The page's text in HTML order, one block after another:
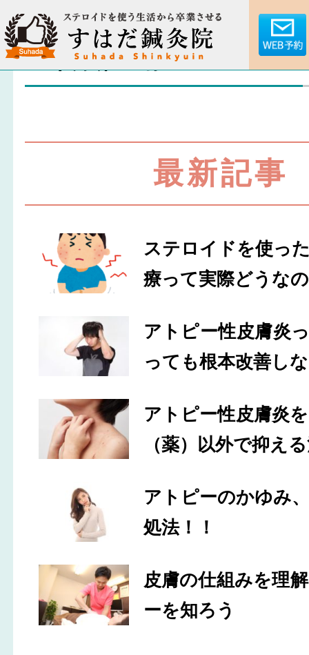
30代 女性 K様
最新記事
ステロイドを使っ
療って実際どうな
アトピー性皮膚炎
っても根本改善し
アトピー性皮膚炎
（薬）以外で抑え
アトピーのかゆみ
処法！！
皮膚の仕組みを理
ーを知ろう